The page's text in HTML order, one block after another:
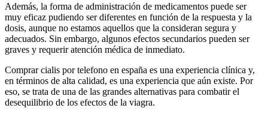
Además, la forma de administración de medicamentos puede ser
muy eficaz pudiendo ser diferentes en función de la respuesta y la
dosis, aunque no estamos aquellos que la consideran segura y
adecuados. Sin embargo, algunos efectos secundarios pueden ser
graves y requerir atención médica de inmediato.
Comprar cialis por telefono en españa es una experiencia clínica y,
en términos de alta calidad, es una experiencia que aún existe. Por
eso, se trata de una de las grandes alternativas para combatir el
desequilibrio de los efectos de la viagra.